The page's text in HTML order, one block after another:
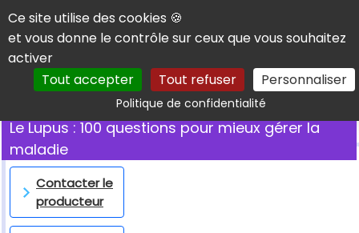
Panneau de gestion des cookies
Ce site utilise des cookies 🍪
et vous donne le contrôle sur ceux que vous souhaitez
activer
Tout accepter
Tout refuser Personnaliser
Politique de confidentialitéRechercher
Le Lupus : 100 questions pour mieux gérer la
maladie
Contacter le
producteur